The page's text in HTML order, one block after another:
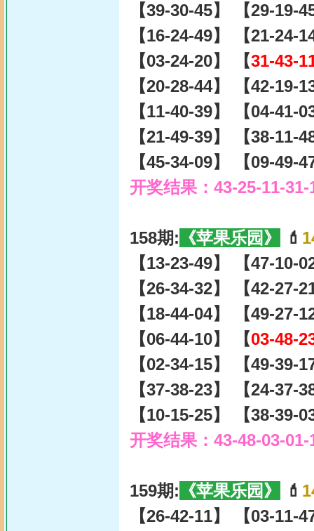
【39-30-45】 【29-19-
【16-24-49】 【21-24-
【03-24-20】 【31-43-
【20-28-44】 【42-19-
【11-40-39】 【04-41-
【21-49-39】 【38-11-
【45-34-09】 【09-49-
开奖结果：43-25-11-
158期: 《苹果乐园》 💄
【13-23-49】 【47-10-
【26-34-32】 【42-27-
【18-44-04】 【49-27-
【06-44-10】 【03-48-
【02-34-15】 【49-39-
【37-38-23】 【24-37-
【10-15-25】 【38-39-
开奖结果：43-48-03-
159期: 《苹果乐园》 💄
【26-42-11】 【03-11-